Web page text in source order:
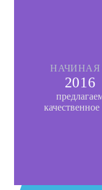
НАЧИНАЯ
2016